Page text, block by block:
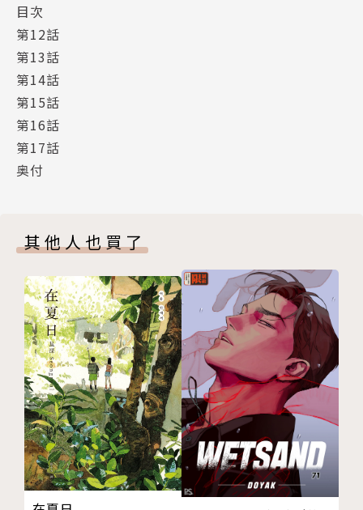
目次
第12話
第13話
第14話
第15話
第16話
第17話
奥付
其他人也買了